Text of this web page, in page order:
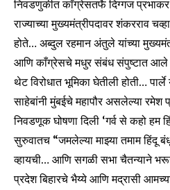
निवडणुकीत काँग्रेसतर्फे दिग्गज
राज्याच्या मुख्यमंत्रीपदावर शंकरराव
होते… अब्दुल रहमान अंतुले यांच्या
आणि काँग्रेसचे मधुर संबंध संपुष्टात आले
थेट विरोधात भूमिका घेतीली होती…
साहेबांनी मुंबईचे महापौर असलेल्या
निवडणूक घोषणा दिली ‘गर्व से कहो हम
सुरुवातच “जमलेल्या माझ्या तमाम हिंदू
व्हायची… आणि सगळी सभा चैतन्याने
प्रदेश बिहारचे भैय्ये आणि मद्रासी